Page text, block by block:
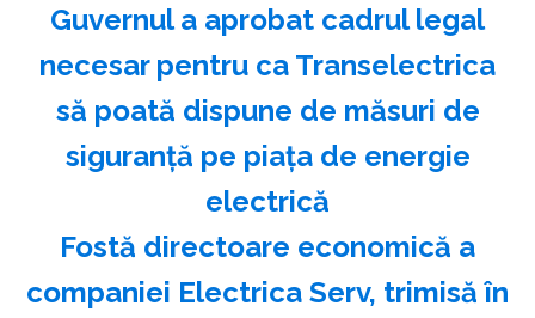
Guvernul a aprobat cadrul legal
necesar pentru ca Transelectrica
să poată dispune de măsuri de
siguranţă pe piaţa de energie
electrică
Fostă directoare economică a
companiei Electrica Serv, trimisă în